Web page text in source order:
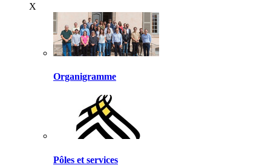
X
Organigramme
Pôles et services